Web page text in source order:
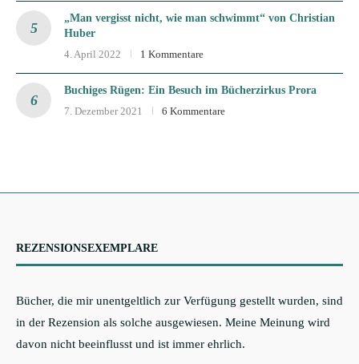
„Man vergisst nicht, wie man schwimmt“ von Christian
Huber
4. April 2022
1 Kommentare
Buchiges Rügen: Ein Besuch im Bücherzirkus Prora
7. Dezember 2021
6 Kommentare
REZENSIONSEXEMPLARE
Bücher, die mir unentgeltlich zur Verfügung gestellt wurden, sind
in der Rezension als solche ausgewiesen. Meine Meinung wird
davon nicht beeinflusst und ist immer ehrlich.